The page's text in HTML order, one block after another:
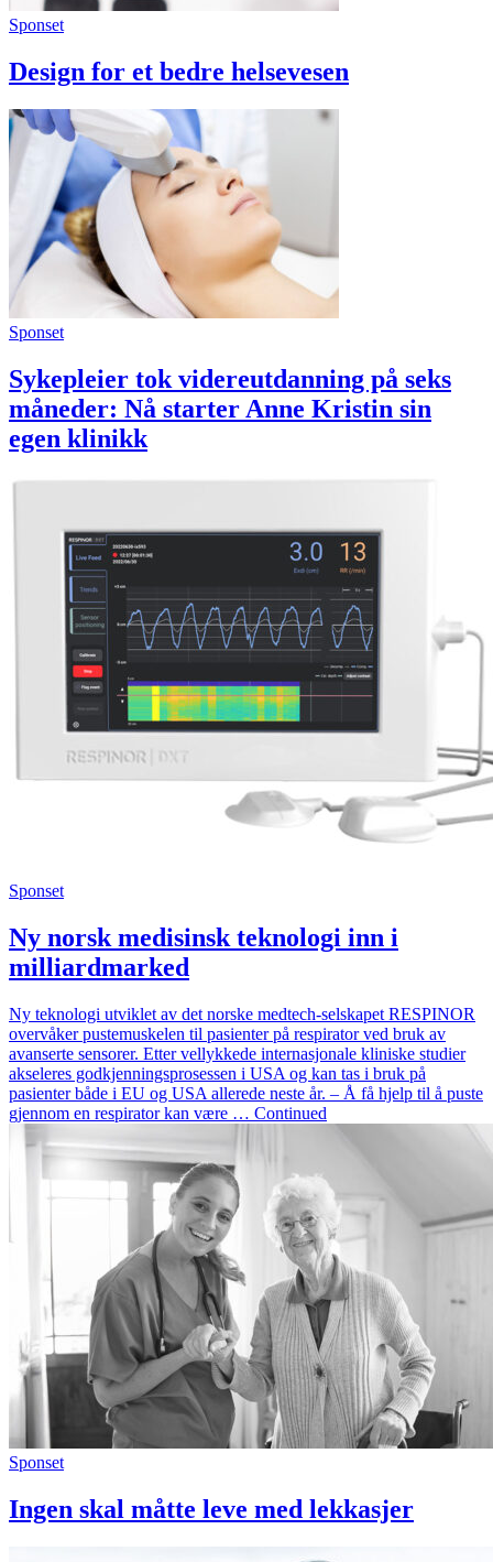
Sponset
Design for et bedre helsevesen
Sponset
Sykepleier tok videreutdanning på seks
måneder: Nå starter Anne Kristin sin
egen klinikk
Sponset
Ny norsk medisinsk teknologi inn i
milliardmarked
Ny teknologi utviklet av det norske medtech-selskapet RESPINOR
overvåker pustemuskelen til pasienter på respirator ved bruk av
avanserte sensorer. Etter vellykkede internasjonale kliniske studier
akseleres godkjenningsprosessen i USA og kan tas i bruk på
pasienter både i EU og USA allerede neste år. – Å få hjelp til å puste
gjennom en respirator kan være … Continued
Sponset
Ingen skal måtte leve med lekkasjer